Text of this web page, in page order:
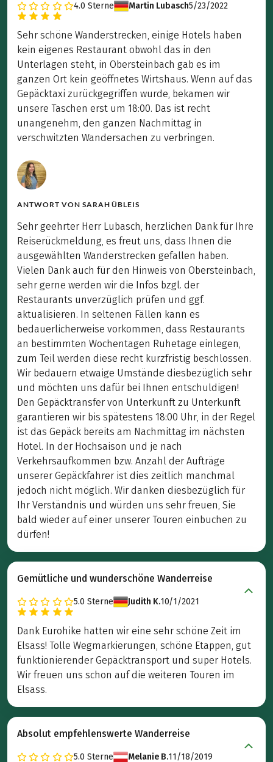
4.0 Sterne Martin Lubasch5/23/2022
Sehr schöne Wanderstrecken, einige Hotels haben
kein eigenes Restaurant obwohl das in den
Unterlagen steht, in Obersteinbach gab es im
ganzen Ort kein geöffnetes Wirtshaus. Wenn auf das
Gepäcktaxi zurückgegriffen wurde, bekamen wir
unsere Taschen erst um 18:00. Das ist recht
unangenehm, den ganzen Nachmittag in
verschwitzten Wandersachen zu verbringen.
ANTWORT VON SARAH ÜBLEIS
Sehr geehrter Herr Lubasch, herzlichen Dank für Ihre
Reiserückmeldung, es freut uns, dass Ihnen die
ausgewählten Wanderstrecken gefallen haben.
Vielen Dank auch für den Hinweis von Obersteinbach,
sehr gerne werden wir die Infos bzgl. der
Restaurants unverzüglich prüfen und ggf.
aktualisieren. In seltenen Fällen kann es
bedauerlicherweise vorkommen, dass Restaurants
an bestimmten Wochentagen Ruhetage einlegen,
zum Teil werden diese recht kurzfristig beschlossen.
Wir bedauern etwaige Umstände diesbezüglich sehr
und möchten uns dafür bei Ihnen entschuldigen!
Den Gepäcktransfer von Unterkunft zu Unterkunft
garantieren wir bis spätestens 18:00 Uhr, in der Regel
ist das Gepäck bereits am Nachmittag im nächsten
Hotel. In der Hochsaison und je nach
Verkehrsaufkommen bzw. Anzahl der Aufträge
unserer Gepäckfahrer ist dies zeitlich manchmal
jedoch nicht möglich. Wir danken diesbezüglich für
Ihr Verständnis und würden uns sehr freuen, Sie
bald wieder auf einer unserer Touren einbuchen zu
dürfen!
Gemütliche und wunderschöne Wanderreise
5.0 Sterne Judith K.10/1/2021
Dank Eurohike hatten wir eine sehr schöne Zeit im
Elsass! Tolle Wegmarkierungen, schöne Etappen, gut
funktionierender Gepäcktransport und super Hotels.
Wir freuen uns schon auf die weiteren Touren im
Elsass.
Absolut empfehlenswerte Wanderreise
5.0 Sterne Melanie B.11/18/2019